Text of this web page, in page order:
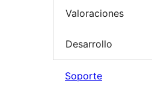
Valoraciones
Desarrollo
Soporte